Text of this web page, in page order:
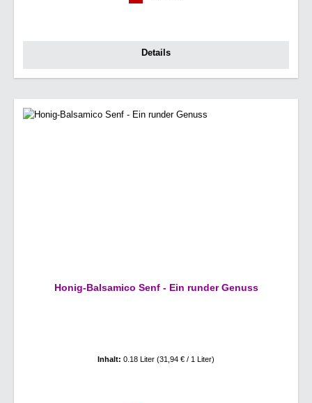
Details
Honig-Balsamico Senf - Ein runder Genuss
Inhalt: 0.18 Liter (31,94 € / 1 Liter)